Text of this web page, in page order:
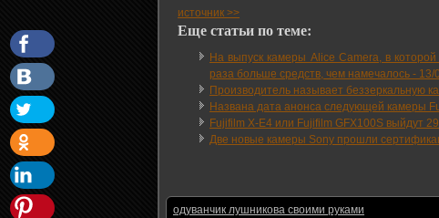
источник >>
Еще статьи по теме:
На выпуск камеры Alice Camera, в
раза больше средств, чем намечалось - 13/
Производитель называет беззеркальную
Названа дата анонса следующей камеры
Fujifilm X-E4 или Fujifilm GFX100S выйдут
Две новые камеры Sony прошли
одуванчик лушникова своими руками